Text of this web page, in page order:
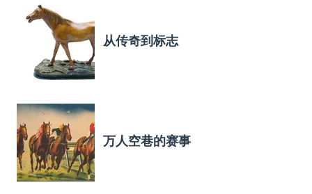
从传奇到标志
万人空巷的赛事